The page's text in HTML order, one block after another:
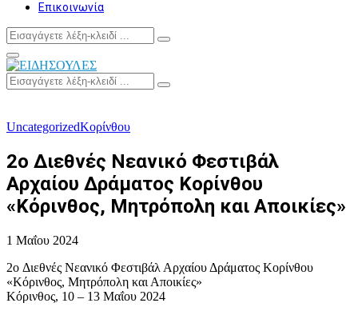
Επικοινωνία
Search
for:
Search
Facebook
Twitter
Instagram
Youtube
Primary
Menu
Search
for:
Search
UncategorizedΚορίνθου
2o Διεθνές Νεανικό Φεστιβάλ
Αρχαίου Δράματος Κορίνθου
«Κόρινθος, Μητρόπολη και Αποικίες»
1 Μαΐου 2024
2o Διεθνές Νεανικό Φεστιβάλ Αρχαίου Δράματος Κορίνθου
«Κόρινθος, Μητρόπολη και Αποικίες»
Κόρινθος, 10 – 13 Μαΐου 2024